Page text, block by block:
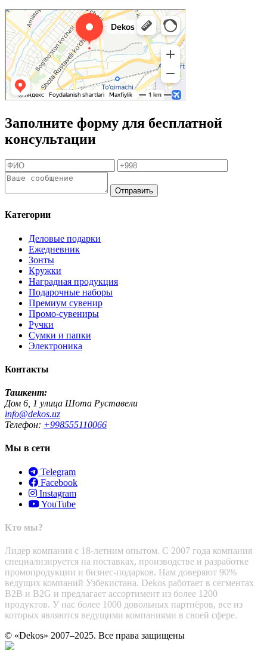
Заполните форму для бесплатной
консультации
Отправить
Категории
Деловые подарки
Ежедневник
Зонты
Кружки
Наградная продукция
Подарочные наборы
Премиум сувенир
Промо-сувениры
Ручки
Сумки и папки
Электроника
Контакты
Ташкент:
Дом 6, 1 улица Шота Руставели
info@dekos.uz
Телефон: +998555110066
Мы в сети
Telegram
Facebook
Instagram
YouTube
Кто мы?
Лидер компания с 18-летним опытом. С 2007 года компания
специализируется на поставках, производстве и разработке
промопродукции и бизнес-подарков. Нам доверяют 90%
ведущих компаний Узбекистана. Dekos работает в сегментах
B2B и B2G и предлагает ассортимент из более 1200
продуктов. У нас более 1000 довольных партнёров, все из
которых являются ведущими компаниями в своей сфере.
© «Dekos» 2007–2025. Все права защищены